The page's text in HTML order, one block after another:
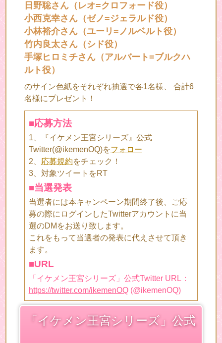
日野聡さん（レオ=クロフォード役）
小西克幸さん（ゼノ=ジェラルド役）
小林裕介さん（ユーリ=ノルベルト役）
竹内良太さん（シド役）
手塚ヒロミチさん（アルバート=ブルクハ
ルト役）
のサイン色紙をそれぞれ抽選で各1名様、 合計6
名様にプレゼント！
■応募方法
1、『イケメン王宮シリーズ』公式
Twitter(@ikemenOQ)をフォロー
2、 応募規約をチェック！
3、対象ツイートをRT
■当選発表
当選者には本キャンペーン期間終了後、ご応
募の際にログインしたTwitterアカウントに当
選のDMをお送り致します。
これをもって当選者の発表に代えさせて頂き
ます。
■URL
「イケメン王宮シリーズ」公式Twitter URL：
https://twitter.com/ikemenOQ(@ikemenOQ)
「イケメン王宮シリーズ」公式